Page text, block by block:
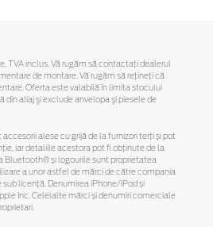
TVA inclus. Vă rugăm să contactaţi dealerul
de montare. Vă rugăm să reţineţi că
Oferta este valabilă în limita stocului
din aliaj şi exclude anvelopa şi piesele de
alese cu grijă de la furnizori terți și pot
iar detaliile acestora pot fi obținute de la
Bluetooth® și logourile sunt proprietatea
a unor astfel de mărci de către compania
sub licență. Denumirea iPhone/iPod și
Inc. Celelalte mărci și denumiri comerciale